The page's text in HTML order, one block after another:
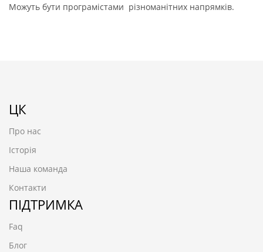
Можуть бути програмістами різноманітних напрямків.
ЦК
Про нас
Історія
Наша команда
Контакти
ПІДТРИМКА
Faq
Блог